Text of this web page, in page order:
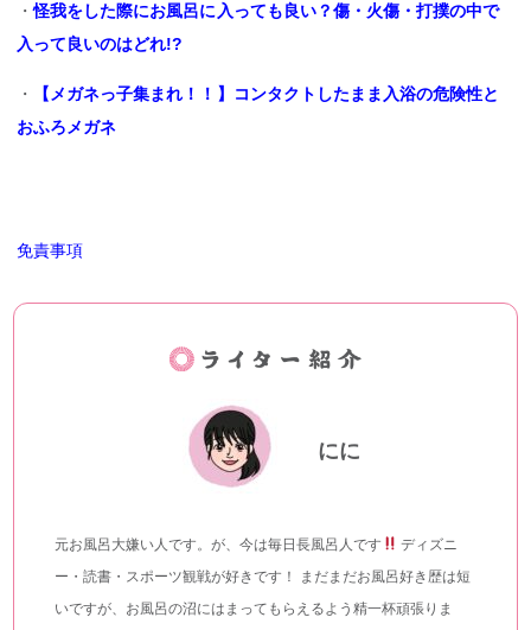
・怪我をした際にお風呂に入っても良い？傷・火傷・打撲の中で
入って良いのはどれ!?
・
【メガネっ子集まれ！！】コンタクトしたまま入浴の危険性と
おふろメガネ
免責事項
にに
元お風呂大嫌い人です。が、今は毎日長風呂人です
ディズニ
ー・読書・スポーツ観戦が好きです！ まだまだお風呂好き歴は短
いですが、お風呂の沼にはまってもらえるよう精一杯頑張りま